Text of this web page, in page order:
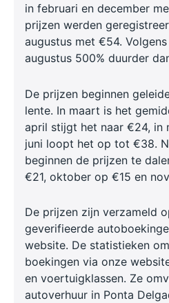
in februari en december
prijzen werden
augustus met €54.
augustus 500% duurder
De prijzen beginnen
lente. In maart is het
april stijgt het naar €24, in
juni loopt het op tot €38.
beginnen de prijzen te
€21, oktober op €15 en
De prijzen zijn verzameld
geverifieerde
website. De statistieken
boekingen via onze
en voertuigklassen. Ze
autoverhuur in Ponta